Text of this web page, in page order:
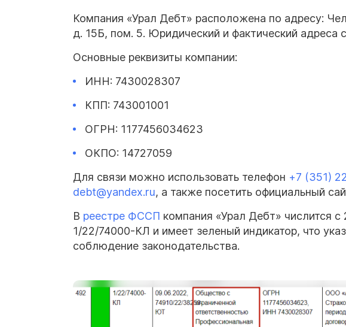
Компания «Урал Дебт» расположена по адресу:
д. 15Б, пом. 5. Юридический и фактический адреса
Основные реквизиты компании:
ИНН: 7430028307
КПП: 743001001
ОГРН: 1177456034623
ОКПО: 14727059
Для связи можно использовать телефон +7 (351)
debt@yandex.ru, а также посетить официальный
В реестре ФССП компания «Урал Дебт» числится
1/22/74000-КЛ и имеет зеленый индикатор, что
соблюдение законодательства.